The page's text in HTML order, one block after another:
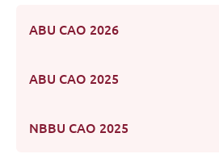
ABU CAO 2026
ABU CAO 2025
NBBU CAO 2025